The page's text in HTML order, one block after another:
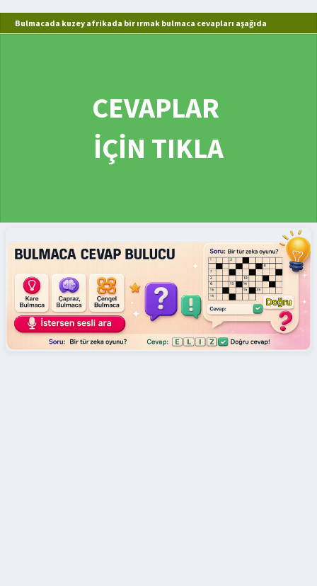
Bulmacada kuzey afrikada bir ırmak bulmaca cevapları aşağıda
CEVAPLAR
İÇİN TIKLA